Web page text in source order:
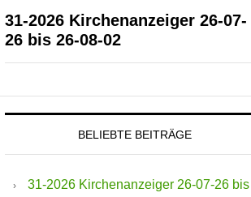
31-2026 Kirchenanzeiger 26-07-
26 bis 26-08-02
BELIEBTE BEITRÄGE
31-2026 Kirchenanzeiger 26-07-26 bis